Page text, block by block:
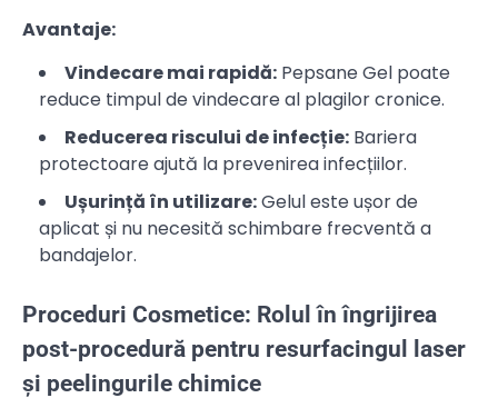
Avantaje:
Vindecare mai rapidă: Pepsane Gel poate
reduce timpul de vindecare al plagilor cronice.
Reducerea riscului de infecție: Bariera
protectoare ajută la prevenirea infecțiilor.
Ușurință în utilizare:Gelul este ușor de
aplicat și nu necesită schimbare frecventă a
bandajelor.
Proceduri Cosmetice: Rolul în îngrijirea
post-procedură pentru resurfacingul laser
și peelingurile chimice